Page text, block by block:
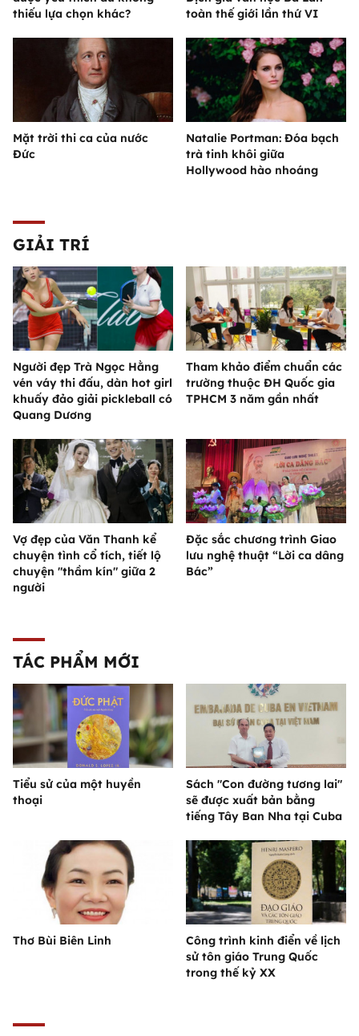
thiếu lựa chọn khác?
toàn thế giới lần thứ VI
Mặt trời thi ca của nước
Đức
Natalie Portman: Đóa bạch
trà tinh khôi giữa
Hollywood hào nhoáng
GIẢI TRÍ
Người đẹp Trà Ngọc Hằng
vén váy thi đấu, dàn hot girl
khuấy đảo giải pickleball có
Quang Dương
Tham khảo điểm chuẩn các
trường thuộc ĐH Quốc gia
TPHCM 3 năm gần nhất
Vợ đẹp của Văn Thanh kể
chuyện tình cổ tích, tiết lộ
chuyện "thầm kín" giữa 2
người
Đặc sắc chương trình Giao
lưu nghệ thuật “Lời ca dâng
Bác”
TÁC PHẨM MỚI
Tiểu sử của một huyền
thoại
Sách "Con đường tương lai"
sẽ được xuất bản bằng
tiếng Tây Ban Nha tại Cuba
Thơ Bùi Biên Linh
Công trình kinh điển về lịch
sử tôn giáo Trung Quốc
trong thế kỷ XX